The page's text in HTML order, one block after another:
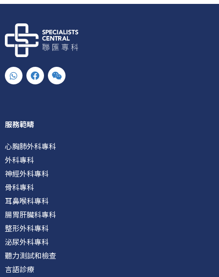
W
h
a
p
p
F
a
c
W
e
i
服務範疇
心胸肺外科專科
外科專科
神經外科專科
骨科專科
耳鼻喉科專科
腸胃肝臟科專科
整形外科專科
泌尿外科專科
聽力測試和檢查
言語診療